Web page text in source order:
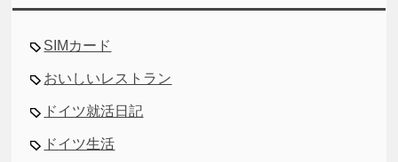
SIMカード
おいしいレストラン
ドイツ就活日記
ドイツ生活